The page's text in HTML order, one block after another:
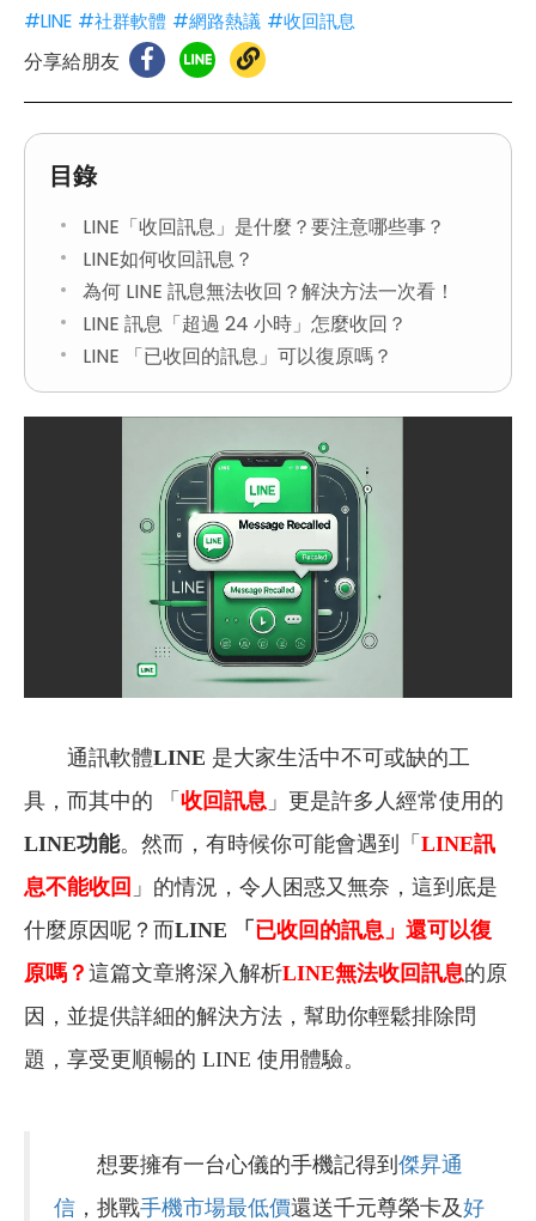
#LINE #社群軟體 #網路熱議 #收回訊息
分享給朋友
目錄
LINE「收回訊息」是什麼？要注意哪些事？
LINE如何收回訊息？
為何 LINE 訊息無法收回？解決方法一次看！
LINE 訊息「超過 24 小時」怎麼收回？
LINE 「已收回的訊息」可以復原嗎？
通訊軟體LINE 是大家生活中不可或缺的工
具，而其中的 「 收回訊息 」更是許多人經常使用的
LINE功能。然而，有時候你可能會遇到「 LINE訊
息不能收回 」的情況，令人困惑又無奈，這到底是
什麼原因呢？而LINE 「 已收回的訊息 」還可以復
原嗎？ 這篇文章將深入解析LINE無法收回訊息的原
因，並提供詳細的解決方法，幫助你輕鬆排除問
題，享受更順暢的 LINE 使用體驗。
想要擁有一台心儀的手機記得到 傑昇通
信 ，挑戰手機市場最低價還送千元尊榮卡及好